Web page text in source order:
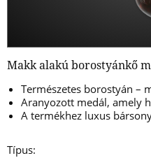
Makk alakú borostyánkő
Természetes borostyán –
Aranyozott medál, amely
A termékhez luxus
Típus: